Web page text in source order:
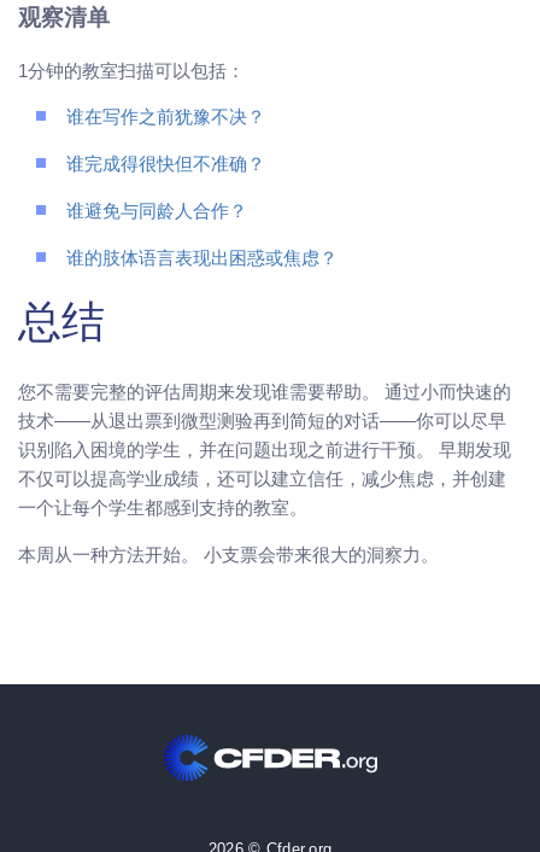
观察清单
1分钟的教室扫描可以包括：
谁在写作之前犹豫不决？
谁完成得很快但不准确？
谁避免与同龄人合作？
谁的肢体语言表现出困惑或焦虑？
总结
您不需要完整的评估周期来发现谁需要帮助。 通过小而快速的
技术——从退出票到微型测验再到简短的对话——你可以尽早
识别陷入困境的学生，并在问题出现之前进行干预。 早期发现
不仅可以提高学业成绩，还可以建立信任，减少焦虑，并创建
一个让每个学生都感到支持的教室。
本周从一种方法开始。 小支票会带来很大的洞察力。